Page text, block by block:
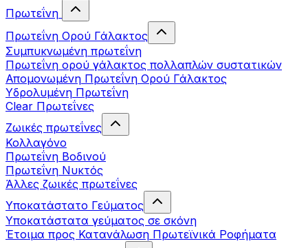
Πρωτεΐνη
Πρωτεΐνη Ορού Γάλακτος
Συμπυκνωμένη πρωτεΐνη
Πρωτεΐνη ορού γάλακτος πολλαπλών συστατικών
Απομονωμένη Πρωτεΐνη Ορού Γάλακτος
Υδρολυμένη Πρωτεΐνη
Clear Πρωτεΐνες
Ζωικές πρωτεΐνες
Κολλαγόνο
Πρωτεΐνη Βοδινού
Πρωτεΐνη Νυκτός
Άλλες ζωικές πρωτεΐνες
Υποκατάστατο Γεύματος
Υποκατάστατα γεύματος σε σκόνη
Έτοιμα προς Κατανάλωση Πρωτεϊνικά Ροφήματα